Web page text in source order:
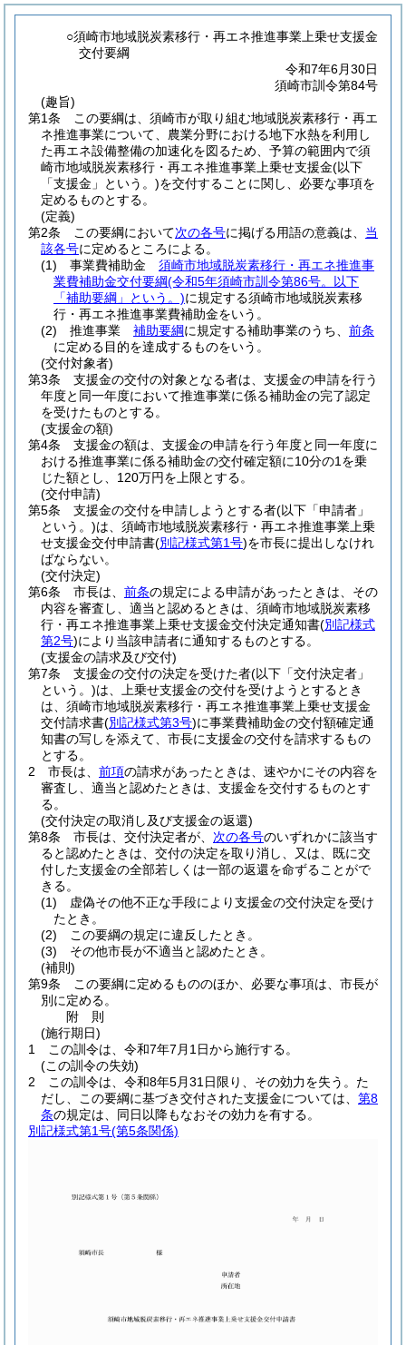
○須崎市地域脱炭素移行・再エネ推進事業上乗せ支援金
交付要綱
令和7年6月30日
須崎市訓令第84号
(趣旨)
第1条
この要綱は、須崎市が取り組む地域脱炭素移行・再エ
ネ推進事業について、農業分野における地下水熱を利用し
た再エネ設備整備の加速化を図るため、予算の範囲内で須
崎市地域脱炭素移行・再エネ推進事業上乗せ支援金(以下
「支援金」という。)を交付することに関し、必要な事項を
定めるものとする。
(定義)
第2条
この要綱において次の各号に掲げる用語の意義は、 当
該各号に定めるところによる。
(1)
事業費補助金 須崎市地域脱炭素移行・再エネ推進事
業費補助金交付要綱(令和5年須崎市訓令第86号。以下
「補助要綱」という。)に規定する須崎市地域脱炭素移
行・再エネ推進事業費補助金をいう。
(2)
推進事業 補助要綱に規定する補助事業のうち、 前条
に定める目的を達成するものをいう。
(交付対象者)
第3条
支援金の交付の対象となる者は、支援金の申請を行う
年度と同一年度において推進事業に係る補助金の完了認定
を受けたものとする。
(支援金の額)
第4条
支援金の額は、支援金の申請を行う年度と同一年度に
おける推進事業に係る補助金の交付確定額に10分の1を乗
じた額とし、120万円を上限とする。
(交付申請)
第5条
支援金の交付を申請しようとする者(以下「申請者」
という。)は、須崎市地域脱炭素移行・再エネ推進事業上乗
せ支援金交付申請書(別記様式第1号)を市長に提出しなけれ
ばならない。
(交付決定)
第6条
市長は、 前条の規定による申請があったときは、その
内容を審査し、適当と認めるときは、須崎市地域脱炭素移
行・再エネ推進事業上乗せ支援金交付決定通知書(別記様式
第2号)により当該申請者に通知するものとする。
(支援金の請求及び交付)
第7条
支援金の交付の決定を受けた者(以下「交付決定者」
という。)は、上乗せ支援金の交付を受けようとするとき
は、須崎市地域脱炭素移行・再エネ推進事業上乗せ支援金
交付請求書(別記様式第3号)に事業費補助金の交付額確定通
知書の写しを添えて、市長に支援金の交付を請求するもの
とする。
2
市長は、 前項の請求があったときは、速やかにその内容を
審査し、適当と認めたときは、支援金を交付するものとす
る。
(交付決定の取消し及び支援金の返還)
第8条
市長は、交付決定者が、 次の各号のいずれかに該当す
ると認めたときは、交付の決定を取り消し、又は、既に交
付した支援金の全部若しくは一部の返還を命ずることがで
きる。
(1)
虚偽その他不正な手段により支援金の交付決定を受け
たとき。
(2)
この要綱の規定に違反したとき。
(3)
その他市長が不適当と認めたとき。
(補則)
第9条
この要綱に定めるもののほか、必要な事項は、市長が
別に定める。
附 則
(施行期日)
1
この訓令は、令和7年7月1日から施行する。
(この訓令の失効)
2
この訓令は、令和8年5月31日限り、その効力を失う。 た
だし、この要綱に基づき交付された支援金については、 第8
条の規定は、同日以降もなおその効力を有する。
別記様式第1号(第5条関係)